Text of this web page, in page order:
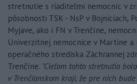
stretnutie s riaditeľmi nemocníc v
pôsobnosti TSK - NsP v Bojniciach,
Myjave, ako i FN v Trenčíne,
Univerzitnej nemocnice v Martine a
operačného strediska Záchrannej
Trenčíne. "Cieľom tohto stretnutia
v Trenčianskom kraji, že pre nich